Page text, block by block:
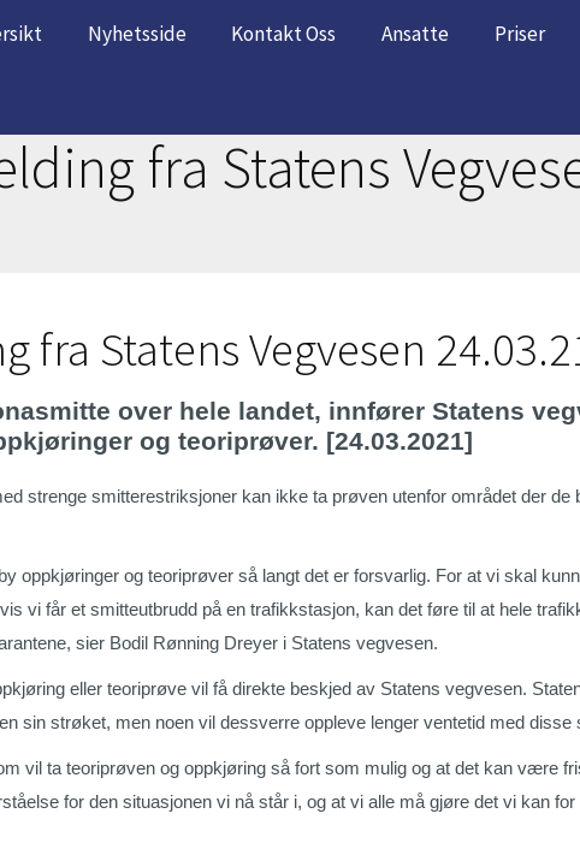
Nyhetsside Kontakt Oss Ansatte Priser
fra Statens
fra Statens Vegvesen
over hele landet, innfører Statens
og teoriprøver. [24.03.2021]
strenge smitterestriksjoner kan ikke ta prøven utenfor området der de
oppkjøringer og teoriprøver så langt det er forsvarlig. For at vi skal
vi får et smitteutbrudd på en trafikkstasjon, kan det føre til at hele
sier Bodil Rønning Dreyer i Statens vegvesen.
eller teoriprøve vil få direkte beskjed av Statens vegvesen.
sin strøket, men noen vil dessverre oppleve lenger ventetid med disse
vil ta teoriprøven og oppkjøring så fort som mulig og at det kan være
for den situasjonen vi nå står i, og at vi alle må gjøre det vi kan